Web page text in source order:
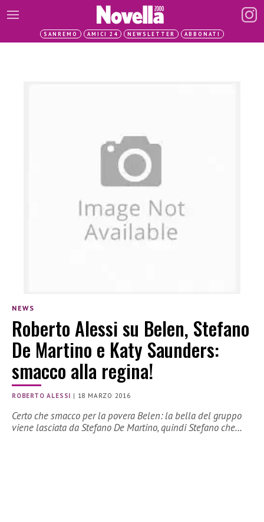
SANREMO AMICI 24 NEWSLETTER ABBONATI
NEWS
Roberto Alessi su Belen, Stefano
De Martino e Katy Saunders:
smacco alla regina!
ROBERTO ALESSI | 18 MARZO 2016
Certo che smacco per la povera Belen: la bella del gruppo
viene lasciata da Stefano De Martino, quindi Stefano che…